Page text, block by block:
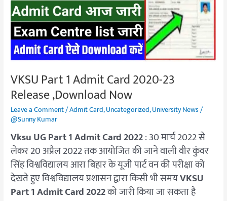
VKSU Part 1 Admit Card 2020-23
Release ,Download Now
Leave a Comment/Admit Card,Uncategorized,University News/
@Sunny Kumar
Vksu UG Part 1 Admit Card 2022: 30 मार्च 2022 से
लेकर 20 अप्रैल 2022 तक आयोजित की जाने वाली वीर कुंवर
सिंह विश्वविद्यालय आरा बिहार के यूजी पार्ट वन की परीक्षा को
देखते हुए विश्वविद्यालय प्रशासन द्वारा किसी भी समयVKSU
Part 1 Admit Card 2022को जारी किया जा सकता है
23
Release
,Download
Now